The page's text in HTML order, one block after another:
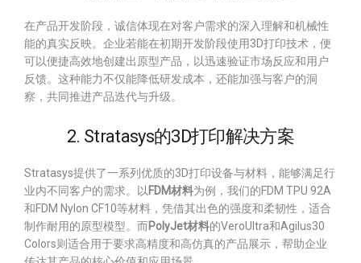
在产品开发阶段，诚信体现在对客户需求的深入理解和机械性
能的真实反映。企业若能在初期开发阶段使用3D打印技术，便
可以便捷高效地创建出原型产品，以迅速验证市场反应和用户
反馈。这种能力不仅能降低研发成本，还能加强与客户的洞
察，共同推进产品迭代与升级。
2. Stratasys的3D打印解决方案
Stratasys提供了一系列优质的3D打印设备与材料，能够满足行
业内不同客户的需求。以 FDM材料为例，我们的FDM TPU 92A
和FDM Nylon CF10等材料，凭借其出色的强度和柔韧性，适合
制作耐用的原型模型。而PolyJet材料的VeroUltra和Agilus30
Colors则适合用于要求高精度和高仿真的产品展示，帮助企业